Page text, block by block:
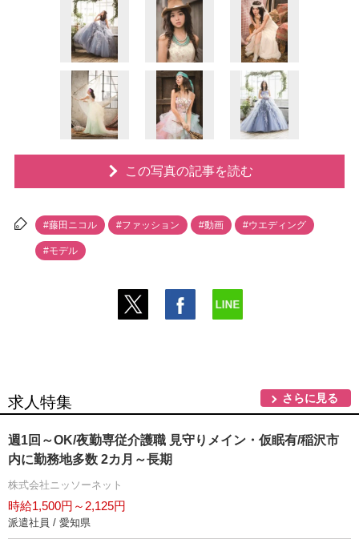
この写真の記事を読む
#藤田ニコル #ファッション #動画 #ウエディング
#モデル
求人特集 さらに見る
週1回～OK/夜勤専従介護職 見守りメイン・仮眠有/稲沢市
内に勤務地多数 2カ月～長期
株式会社ニッソーネット
時給1,500円～2,125円
派遣社員 / 愛知県